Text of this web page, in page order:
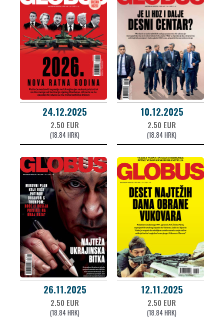
24.12.2025
2.50 EUR
(18.84 HRK)
10.12.2025
2.50 EUR
(18.84 HRK)
26.11.2025
2.50 EUR
(18.84 HRK)
12.11.2025
2.50 EUR
(18.84 HRK)